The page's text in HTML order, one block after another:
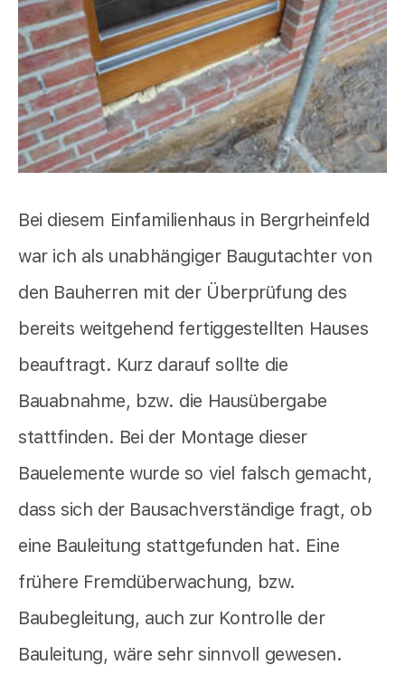
Bei diesem Einfamilienhaus in Bergrheinfeld
war ich als unabhängiger Baugutachter von
den Bauherren mit der Überprüfung des
bereits weitgehend fertiggestellten Hauses
beauftragt. Kurz darauf sollte die
Bauabnahme, bzw. die Hausübergabe
stattfinden. Bei der Montage dieser
Bauelemente wurde so viel falsch gemacht,
dass sich der Bausachverständige fragt, ob
eine Bauleitung stattgefunden hat. Eine
frühere Fremdüberwachung, bzw.
Baubegleitung, auch zur Kontrolle der
Bauleitung, wäre sehr sinnvoll gewesen.